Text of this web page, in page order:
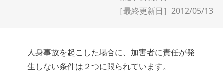
［最終更新日］ 2012/05/13
人身事故を起こした場合に、加害者に責任が発
生しない条件は２つに限られています。